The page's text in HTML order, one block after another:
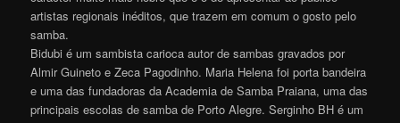
artistas regionais inéditos, que trazem em comum o gosto pelo
samba.
Bidubi é um sambista carioca autor de sambas gravados por
Almir Guineto e Zeca Pagodinho. Maria Helena foi porta bandeira
e uma das fundadoras da Academia de Samba Praiana, uma das
principais escolas de samba de Porto Alegre. Serginho BH é um